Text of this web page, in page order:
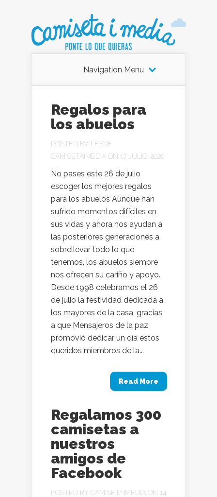
Navigation Menu
Regalos para
los abuelos
POSTED BY
LEYRE
CAMISETAIMEDIA ON 17 JULIO, 2020
No pases este 26 de julio
escoger los mejores regalos
para los abuelos Aunque han
sufrido momentos difíciles en
sus vidas y ahora nos ayudan a
las posteriores generaciones a
sobrellevar todo lo que
tenemos, los abuelos siempre
nos ofrecen su cariño y apoyo.
Desde 1998 celebramos el 26
de julio la festividad dedicada a
los mayores de la casa, gracias
a que Mensajeros de la paz
promovió dedicar un día estos
queridos miembros de la...
Read More
Regalamos 300
camisetas a
nuestros
amigos de
Facebook
POSTED BY CAMISETAIMEDIA ON 14